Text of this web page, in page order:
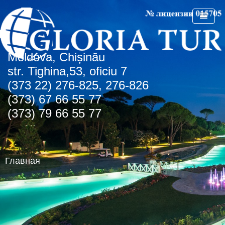
Мoldova, Chișinău
str. Tighina,53, oficiu 7
(373 22) 276-825, 276-826
(373) 67 66 55 77
(373) 79 66 55 77
Главная
ГЛАВНАЯ
О КОМПАНИИ
СПЕЦПРЕДЛОЖЕНИЯ
СПО Болгария
СТРАНЫ
Болгария
Албена
Золотые пески
Регион Чайка
Солнечный день
Греция
о.Крит
Турция
Румыния
ОАЭ
НОВОСТИ
КОНТАКТЫ
АГЕНТСТВАМ
Туристическая лицензия
Транспортная лицензия